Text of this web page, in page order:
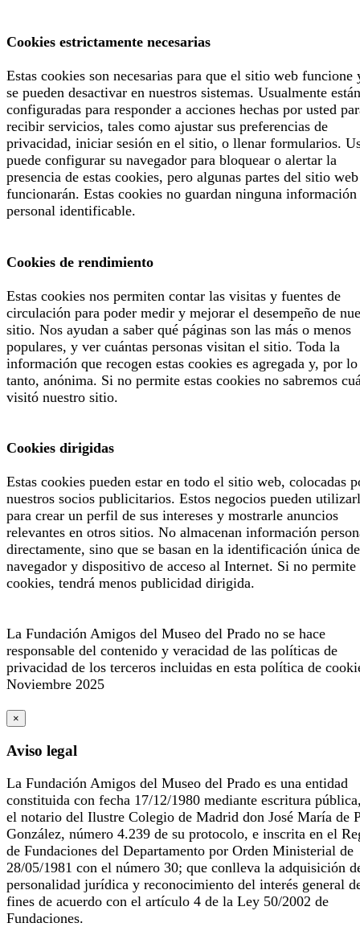
Cookies estrictamente necesarias
Estas cookies son necesarias para que el sitio web funcione
se pueden desactivar en nuestros sistemas. Usualmente están
configuradas para responder a acciones hechas por usted
recibir servicios, tales como ajustar sus preferencias de
privacidad, iniciar sesión en el sitio, o llenar formularios.
puede configurar su navegador para bloquear o alertar la
presencia de estas cookies, pero algunas partes del sitio
funcionarán. Estas cookies no guardan ninguna información
personal identificable.
Cookies de rendimiento
Estas cookies nos permiten contar las visitas y fuentes de
circulación para poder medir y mejorar el desempeño de
sitio. Nos ayudan a saber qué páginas son las más o menos
populares, y ver cuántas personas visitan el sitio. Toda la
información que recogen estas cookies es agregada y, por lo
tanto, anónima. Si no permite estas cookies no sabremos
visitó nuestro sitio.
Cookies dirigidas
Estas cookies pueden estar en todo el sitio web, colocadas
nuestros socios publicitarios. Estos negocios pueden
para crear un perfil de sus intereses y mostrarle anuncios
relevantes en otros sitios. No almacenan información
directamente, sino que se basan en la identificación única
navegador y dispositivo de acceso al Internet. Si no permite
cookies, tendrá menos publicidad dirigida.
La Fundación Amigos del Museo del Prado no se hace
responsable del contenido y veracidad de las políticas de
privacidad de los terceros incluidas en esta política de
Noviembre 2025
×
Aviso legal
La Fundación Amigos del Museo del Prado es una entidad
constituida con fecha 17/12/1980 mediante escritura
el notario del Ilustre Colegio de Madrid don José María de
González, número 4.239 de su protocolo, e inscrita en el
de Fundaciones del Departamento por Orden Ministerial de
28/05/1981 con el número 30; que conlleva la adquisición
personalidad jurídica y reconocimiento del interés general
fines de acuerdo con el artículo 4 de la Ley 50/2002 de
Fundaciones.